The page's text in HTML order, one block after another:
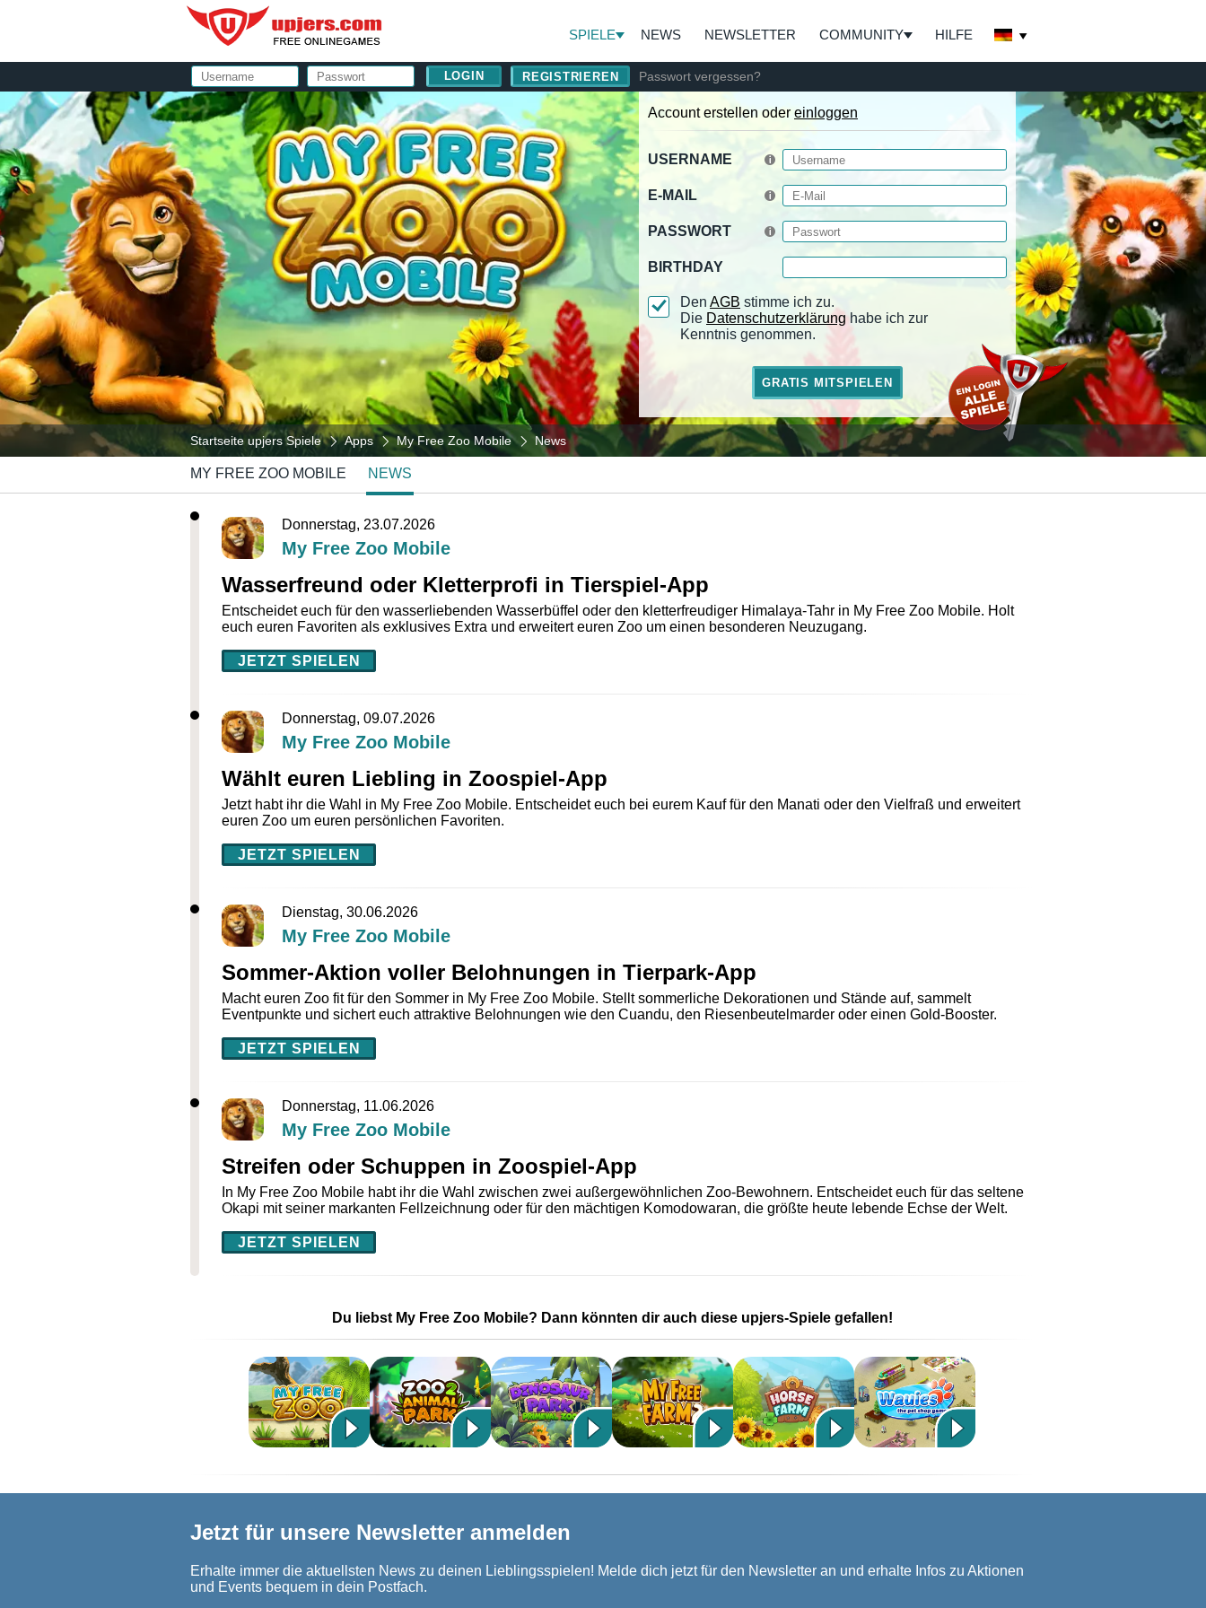
SPIELE NEWS NEWSLETTER COMMUNITY HILFE
REGISTRIEREN Passwort vergessen?
Account erstellen oder einloggen
USERNAME
E-MAIL
PASSWORT
BIRTHDAY
Den AGB stimme ich zu.
Die Datenschutzerklärung habe ich zur
Kenntnis genommen.
Startseite upjers Spiele Apps My Free Zoo Mobile News
MY FREE ZOO MOBILE NEWS
Donnerstag, 23.07.2026
My Free Zoo Mobile
Wasserfreund oder Kletterprofi in Tierspiel-App
Entscheidet euch für den wasserliebenden Wasserbüffel oder den kletterfreudiger Himalaya-Tahr in My Free Zoo Mobile. Holt
euch euren Favoriten als exklusives Extra und erweitert euren Zoo um einen besonderen Neuzugang.
JETZT SPIELEN
Donnerstag, 09.07.2026
My Free Zoo Mobile
Wählt euren Liebling in Zoospiel-App
Jetzt habt ihr die Wahl in My Free Zoo Mobile. Entscheidet euch bei eurem Kauf für den Manati oder den Vielfraß und erweitert
euren Zoo um euren persönlichen Favoriten.
JETZT SPIELEN
Dienstag, 30.06.2026
My Free Zoo Mobile
Sommer-Aktion voller Belohnungen in Tierpark-App
Macht euren Zoo fit für den Sommer in My Free Zoo Mobile. Stellt sommerliche Dekorationen und Stände auf, sammelt
Eventpunkte und sichert euch attraktive Belohnungen wie den Cuandu, den Riesenbeutelmarder oder einen Gold-Booster.
JETZT SPIELEN
Donnerstag, 11.06.2026
My Free Zoo Mobile
Streifen oder Schuppen in Zoospiel-App
In My Free Zoo Mobile habt ihr die Wahl zwischen zwei außergewöhnlichen Zoo-Bewohnern. Entscheidet euch für das seltene
Okapi mit seiner markanten Fellzeichnung oder für den mächtigen Komodowaran, die größte heute lebende Echse der Welt.
JETZT SPIELEN
Du liebst My Free Zoo Mobile? Dann könnten dir auch diese upjers-Spiele gefallen!
Jetzt für unsere Newsletter anmelden
Erhalte immer die aktuellsten News zu deinen Lieblingsspielen! Melde dich jetzt für den Newsletter an und erhalte Infos zu Aktionen
und Events bequem in dein Postfach.